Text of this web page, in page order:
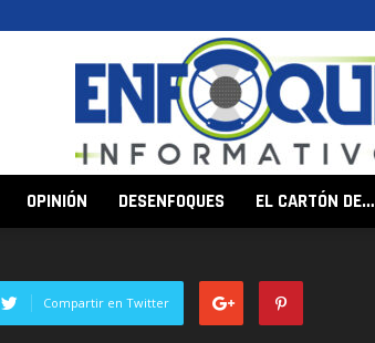
OPINIÓN DESENFOQUES EL CARTÓN DE…
Compartir en Twitter